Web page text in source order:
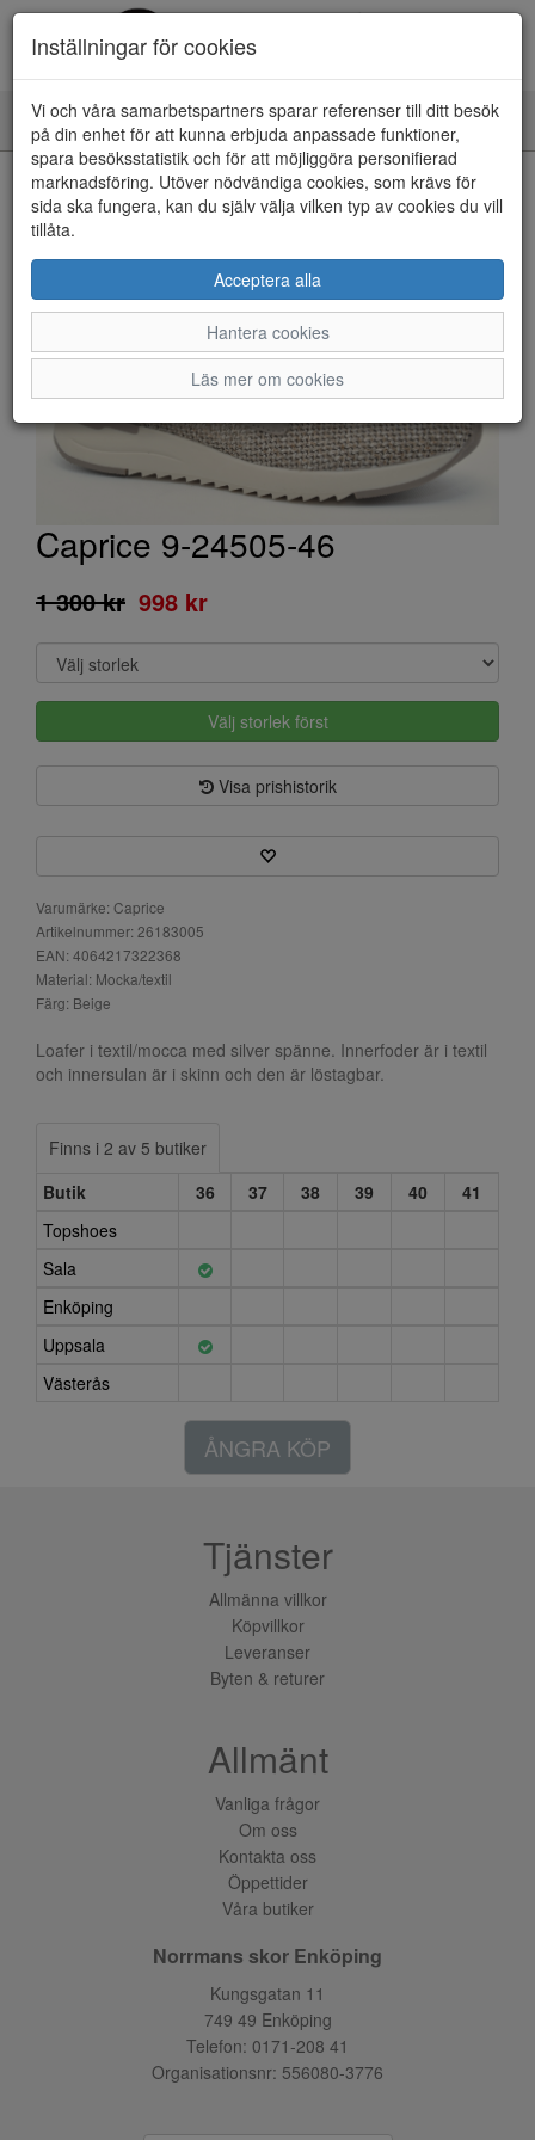
Toggle
navigation
HEM
Caprice 9-24505-46
1 300 kr 998 kr
Välj storlek först
Visa prishistorik
Varumärke: Caprice
Artikelnummer: 26183005
EAN: 4064217322368
Material: Mocka/textil
Färg: Beige
Loafer i textil/mocca med silver spänne. Innerfoder är i textil
och innersulan är i skinn och den är löstagbar.
Finns i 2 av 5 butiker
Butik
36 37 38 39 40
41
Topshoes
Sala
Enköping
Uppsala
Västerås
ÅNGRA KÖP
Inställningar för cookies
Vi och våra samarbetspartners sparar referenser till ditt besök
på din enhet för att kunna erbjuda anpassade funktioner,
spara besöksstatistik och för att möjliggöra personifierad
marknadsföring. Utöver nödvändiga cookies, som krävs för
sida ska fungera, kan du själv välja vilken typ av cookies du vill
tillåta.
Acceptera alla
Hantera cookies
Läs mer om cookies
Tjänster
Allmänna villkor
Köpvillkor
Leveranser
Byten & returer
Allmänt
Vanliga frågor
Om oss
Kontakta oss
Öppettider
Våra butiker
Norrmans skor Enköping
Kungsgatan 11
749 49 Enköping
Telefon: 0171-208 41
Organisationsnr: 556080-3776